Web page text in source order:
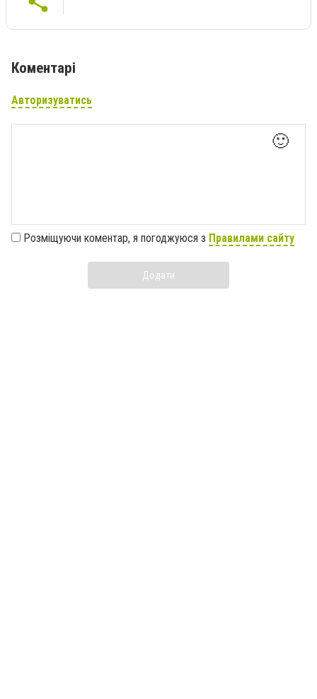
Коментарі
Авторизуватись
🙂
Розміщуючи коментар, я погоджуюся з Правилами сайту
Додати